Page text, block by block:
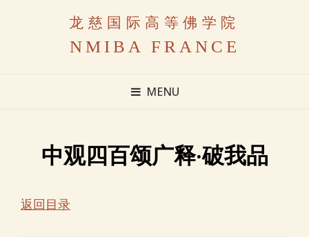
龙慈国际高等佛学院
NMIBA FRANCE
MENU
中观四百颂广释·破我品
返回目录